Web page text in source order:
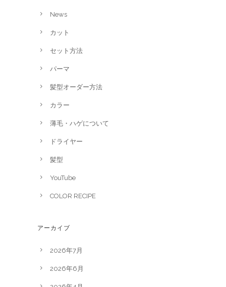
News
カット
セット方法
パーマ
髪型オーダー方法
カラー
薄毛・ハゲについて
ドライヤー
髪型
YouTube
COLOR RECIPE
アーカイブ
2026年7月
2026年6月